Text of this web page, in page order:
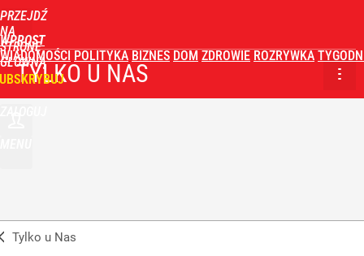
PRZEJDŹ
NA
STRONĘ
GŁÓWNĄ
WPROST
WIADOMOŚCI POLITYKA BIZNES DOM ZDROWIE ROZRYWKA
TYLKO U NAS
Tylko u Nas